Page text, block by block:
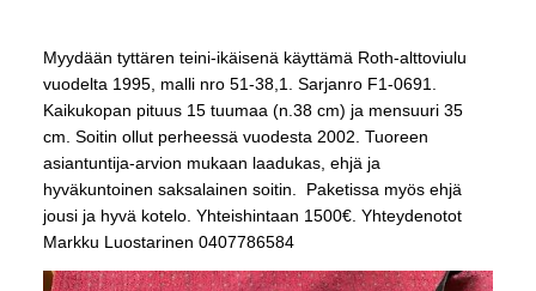
Myydään tyttären teini-ikäisenä käyttämä Roth-alttoviulu
vuodelta 1995, malli nro 51-38,1. Sarjanro F1-0691.
Kaikukopan pituus 15 tuumaa (n.38 cm) ja mensuuri 35
cm. Soitin ollut perheessä vuodesta 2002. Tuoreen
asiantuntija-arvion mukaan laadukas, ehjä ja
hyväkuntoinen saksalainen soitin. Paketissa myös ehjä
jousi ja hyvä kotelo. Yhteishintaan 1500€. Yhteydenotot
Markku Luostarinen 0407786584